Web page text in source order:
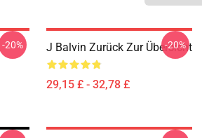
-20% J Balvin Zurück Zur Übersicht
29,15 £ - 32,78 £
-20%